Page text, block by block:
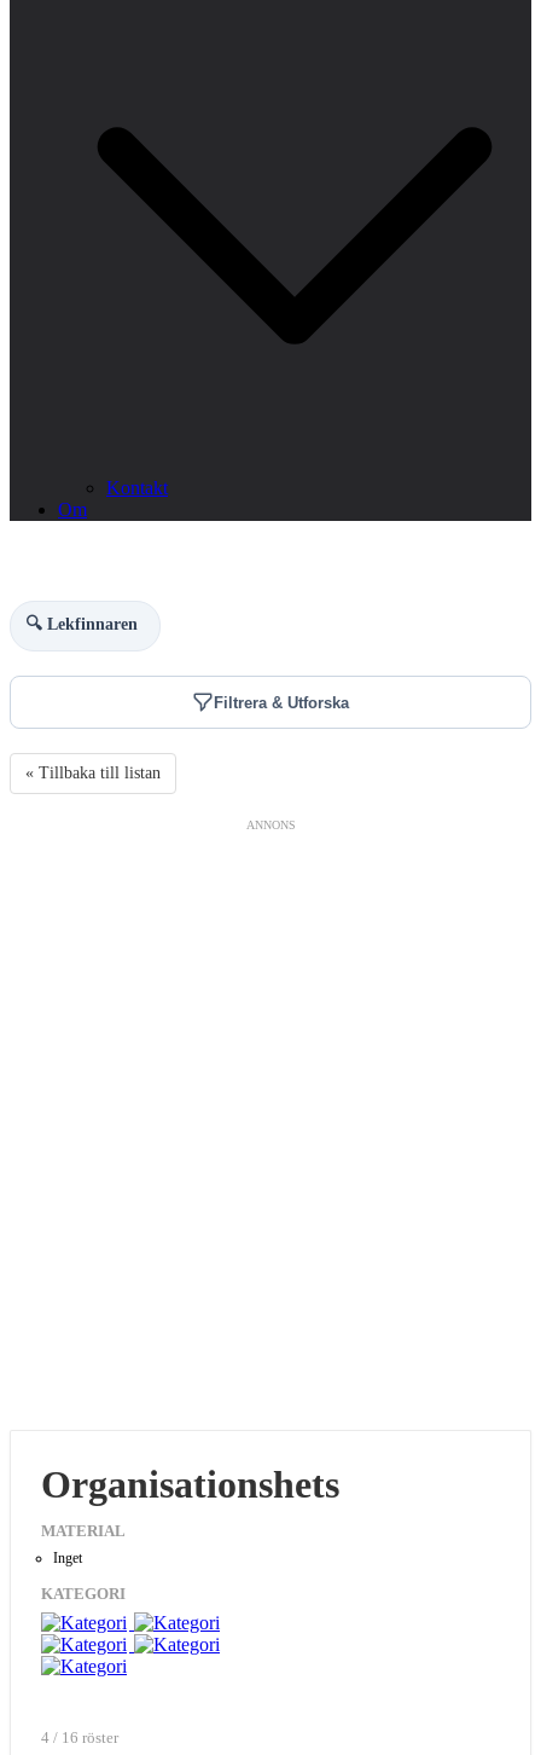
Kontakt
Om
🔍 Lekfinnaren
Filtrera & Utforska
« Tillbaka till listan
ANNONS
Organisationshets
MATERIAL
Inget
KATEGORI
4 / 16 röster